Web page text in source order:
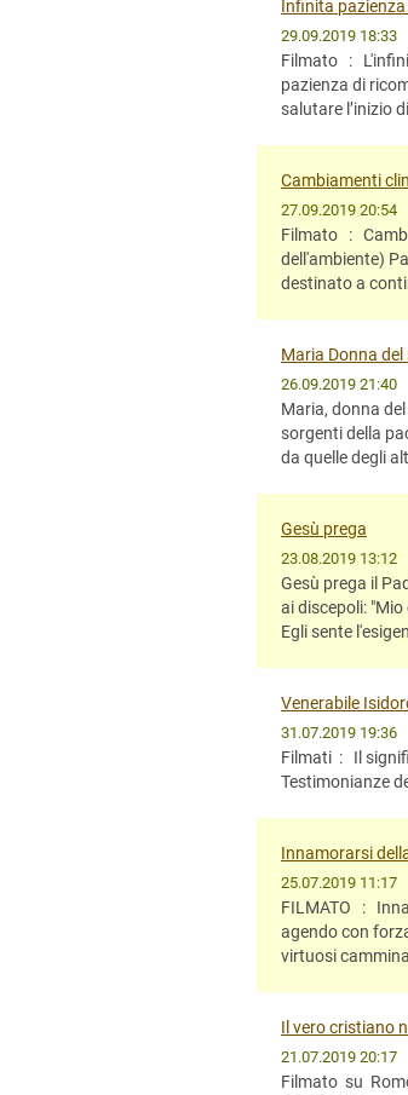
Infinita
29.09.2019 18:33
Filmato :
pazienza di
salutare l’inizio
Cambiamenti
27.09.2019 20:54
Filmato :
dell'ambiente)
destinato a
Maria Donna del
26.09.2019 21:40
Maria, donna
sorgenti della
da quelle degli
Gesù prega
23.08.2019 13:12
Gesù prega il
ai discepoli:
Egli sente
Venerabile
31.07.2019 19:36
Filmati : Il
Testimonianze
Innamorarsi
25.07.2019 11:17
FILMATO :
agendo con
virtuosi
Il vero cristiano
21.07.2019 20:17
Filmato su